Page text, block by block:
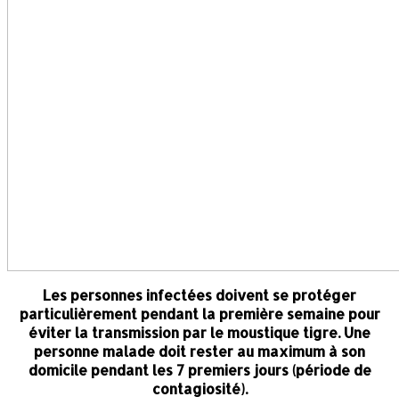
Les personnes infectées doivent se protéger
particulièrement pendant la première semaine pour
éviter la transmission par le moustique tigre. Une
personne malade doit rester au maximum à son
domicile pendant les 7 premiers jours (période de
contagiosité).